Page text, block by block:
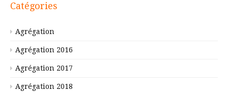
Catégories
Agrégation
Agrégation 2016
Agrégation 2017
Agrégation 2018